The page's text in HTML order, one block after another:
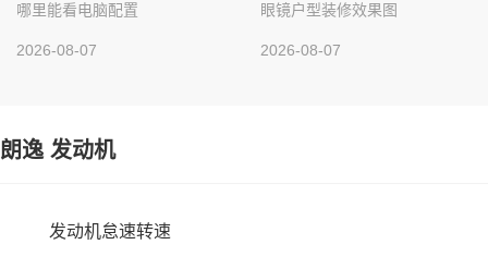
哪里能看电脑配置
2026-08-07
眼镜户型装修效果图
2026-08-07
朗逸 发动机
发动机怠速转速